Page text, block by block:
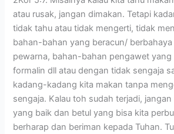
atau rusak, jangan dimakan. Tetapi
tidak tahu atau tidak mengerti, tidak
bahan-bahan yang beracun/
pewarna, bahan-bahan pengawet yang
formalin dll atau dengan tidak sengaja
kadang-kadang kita makan tanpa
sengaja. Kalau toh sudah terjadi,
yang baik dan betul yang bisa kita
berharap dan beriman kepada Tuhan.